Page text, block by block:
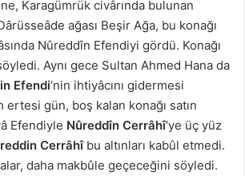
Karagümrük civârında bulunan
ağası Beşir Ağa, bu konağı
Nûreddîn Efendiyi gördü. Konağı
Aynı gece Sultan Ahmed Hana da
Efendi‘nin ihtiyâcını gidermesi
gün, boş kalan konağı satın
Efendiyle Nûreddîn Cerrâhî‘ye üç yüz
Cerrâhîbu altınları kabûl etmedi.
daha makbûle geçeceğini söyledi.